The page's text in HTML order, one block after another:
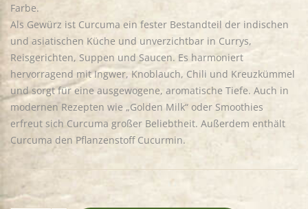
Farbe.
Als Gewürz ist Curcuma ein fester Bestandteil der indischen
und asiatischen Küche und unverzichtbar in Currys,
Reisgerichten, Suppen und Saucen. Es harmoniert
hervorragend mit Ingwer, Knoblauch, Chili und Kreuzkümmel
und sorgt für eine ausgewogene, aromatische Tiefe. Auch in
modernen Rezepten wie „Golden Milk“ oder Smoothies
erfreut sich Curcuma großer Beliebtheit. Außerdem enthält
Curcuma den Pflanzenstoff Cucurmin.